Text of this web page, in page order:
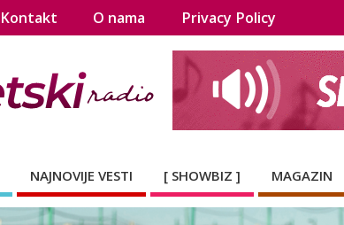
Kontakt O nama Privacy Policy
NAJNOVIJE VESTI [ SHOWBIZ ] MAGAZIN